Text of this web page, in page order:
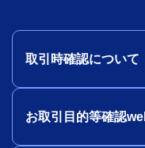
取引時確認について
お取引目的等確認